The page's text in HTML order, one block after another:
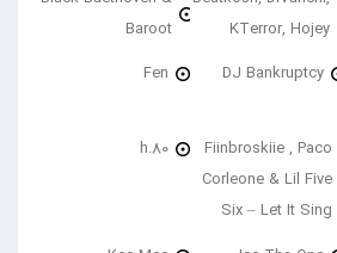
KTerror, Hojey
Baroot
DJ Bankruptcy
Fen
Fiinbroskiie , Paco
Corleone & Lil Five
Six – Let It Sing
h.80